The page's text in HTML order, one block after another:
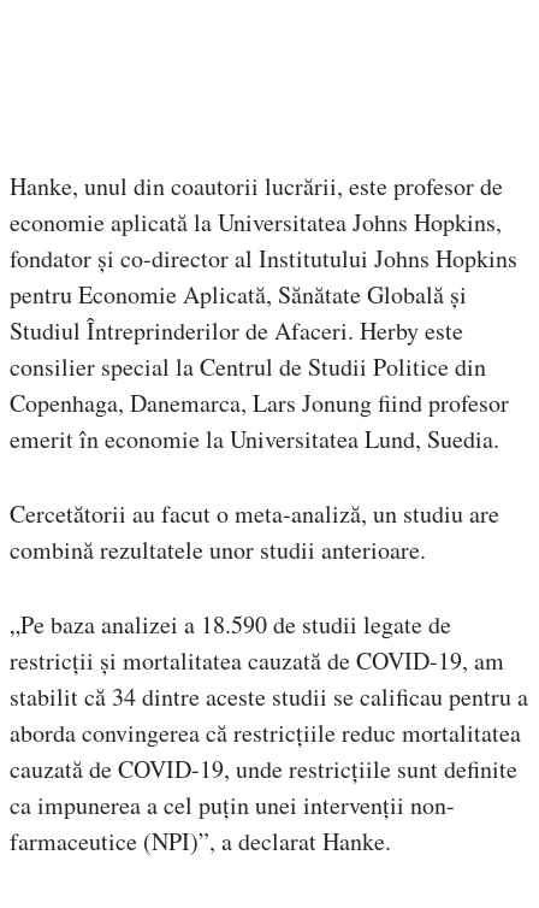
Hanke, unul din coautorii lucrării, este profesor de
economie aplicată la Universitatea Johns Hopkins,
fondator și co-director al Institutului Johns Hopkins
pentru Economie Aplicată, Sănătate Globală și
Studiul Întreprinderilor de Afaceri. Herby este
consilier special la Centrul de Studii Politice din
Copenhaga, Danemarca, Lars Jonung fiind profesor
emerit în economie la Universitatea Lund, Suedia.
Cercetătorii au facut o meta-analiză, un studiu are
combină rezultatele unor studii anterioare.
„Pe baza analizei a 18.590 de studii legate de
restricții și mortalitatea cauzată de COVID-19, am
stabilit că 34 dintre aceste studii se calificau pentru a
aborda convingerea că restricțiile reduc mortalitatea
cauzată de COVID-19, unde restricțiile sunt definite
ca impunerea a cel puțin unei intervenții non-
farmaceutice (NPI)”, a declarat Hanke.